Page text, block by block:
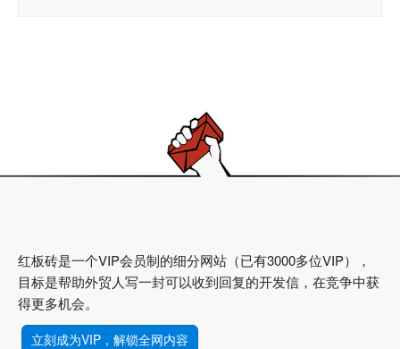
红板砖是一个VIP会员制的细分网站（已有3000多位VIP），
目标是帮助外贸人写一封可以收到回复的开发信，在竞争中获
得更多机会。
立刻成为VIP，解锁全网内容